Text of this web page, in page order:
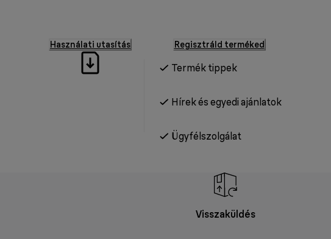
Használati utasítás Regisztráld terméked
Termék tippek
Hírek és egyedi ajánlatok
Ügyfélszolgálat
Visszaküldés